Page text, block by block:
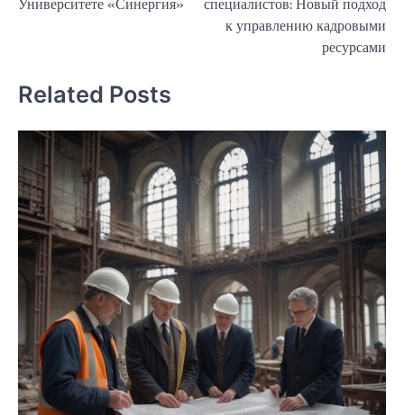
записям
к управлению кадровыми
ресурсами
Related Posts